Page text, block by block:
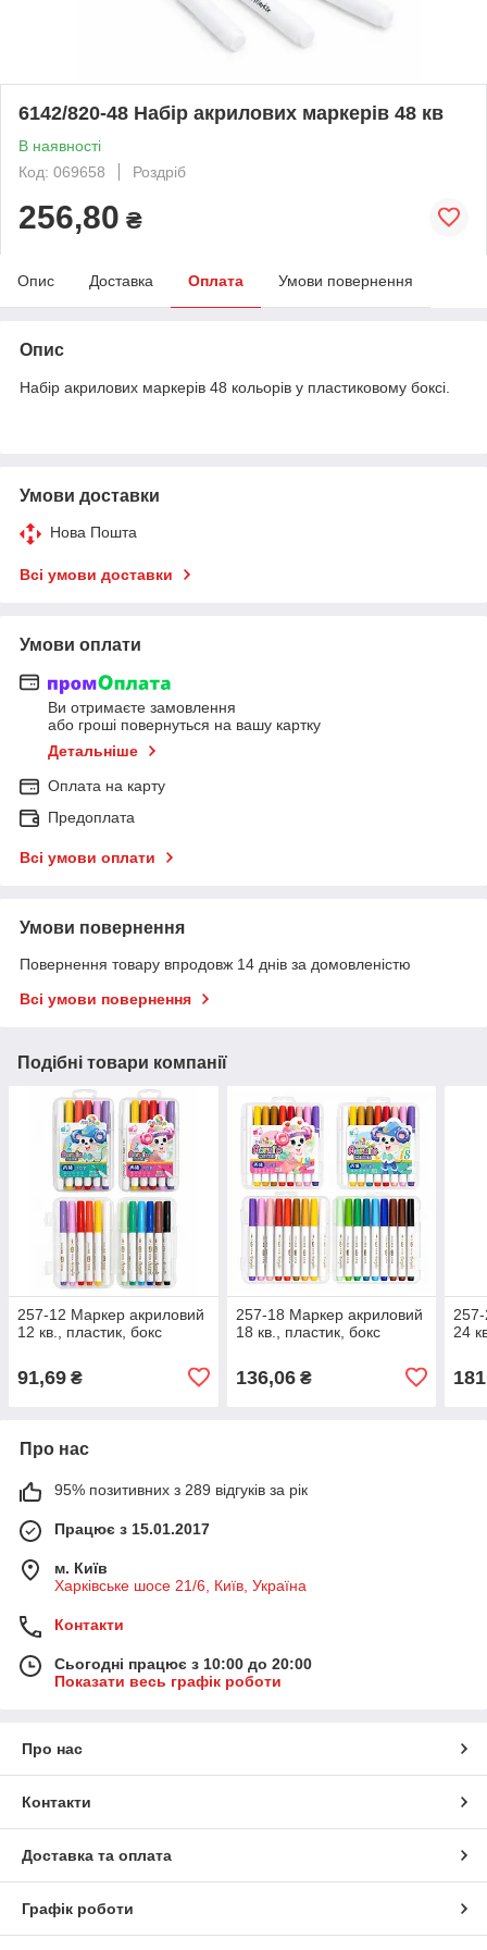
6142/820-48 Набір акрилових маркерів 48 кв
В наявності
Код: 069658
Роздріб
256,80 ₴
Опис Доставка Оплата Умови повернення
Опис
Набір акрилових маркерів 48 кольорів у пластиковому боксі.
Умови доставки
Нова Пошта
Всі умови доставки
Умови оплати
Ви отримаєте замовлення
або гроші повернуться на вашу картку
Детальніше
Оплата на карту
Предоплата
Всі умови оплати
Умови повернення
Повернення товару впродовж 14 днів за домовленістю
Всі умови повернення
Подібні товари компанії
257-12 Маркер акриловий
12 кв., пластик, бокс
91,69 ₴
257-18 Маркер акриловий
18 кв., пластик, бокс
136,06₴
24
Про нас
95% позитивних з 289 відгуків за рік
Працює з 15.01.2017
м. Київ
Харківське шосе 21/6, Київ, Україна
Контакти
Сьогодні працює з 10:00 до 20:00
Показати весь графік роботи
Про нас
Контакти
Доставка та оплата
Графік роботи